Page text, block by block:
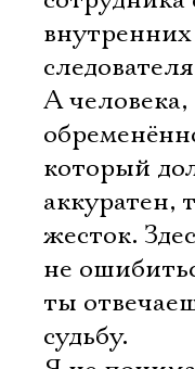
А человека,
который
аккуратен,
жесток.
не
ты
судьбу.